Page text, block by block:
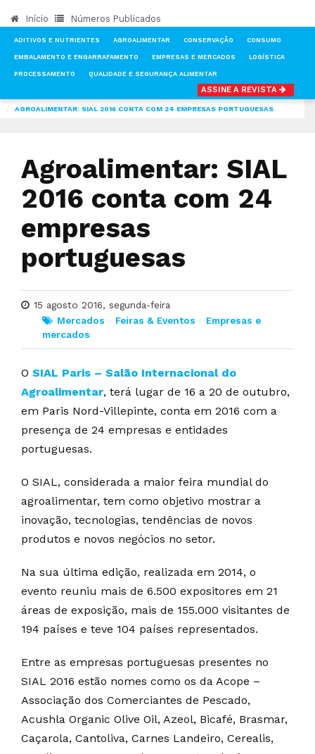
Início Números Publicados
ADITIVOS E NUTRIENTES AGROALIMENTAR CONSERVAÇÃO CONSUMO
EMBALAMENTO E ENGARRAFAMENTO EMPRESAS E MERCADOS LOGÍSTICA
PROCESSAMENTO QUALIDADE E SEGURANÇA ALIMENTAR
ASSINE A REVISTA
AGROALIMENTAR: SIAL 2016 CONTA COM 24 EMPRESAS PORTUGUESAS
Agroalimentar: SIAL
2016 conta com 24
empresas
portuguesas
15 agosto 2016, segunda-feira
Mercados
Feiras & Eventos
Empresas e
mercados
O SIAL Paris – Salão Internacional do
Agroalimentar, terá lugar de 16 a 20 de outubro,
em Paris Nord-Villepinte, conta em 2016 com a
presença de 24 empresas e entidades
portuguesas.
O SIAL, considerada a maior feira mundial do
agroalimentar, tem como objetivo mostrar a
inovação, tecnologias, tendências de novos
produtos e novos negócios no setor.
Na sua última edição, realizada em 2014, o
evento reuniu mais de 6.500 expositores em 21
áreas de exposição, mais de 155.000 visitantes de
194 países e teve 104 países representados.
Entre as empresas portuguesas presentes no
SIAL 2016 estão nomes como os da Acope –
Associação dos Comerciantes de Pescado,
Acushla Organic Olive Oil, Azeol, Bicafé, Brasmar,
Caçarola, Cantoliva, Carnes Landeiro, Cerealis,